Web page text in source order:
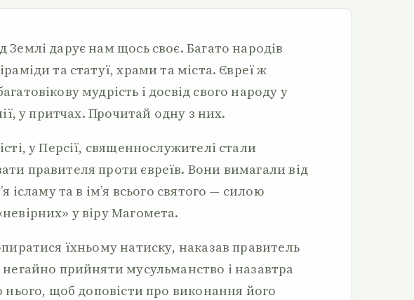
дарує нам щось своє. Багато народів
та статуї, храми та міста. Євреї ж
мудрість і досвід свого народу у
у притчах. Прочитай одну з них.
у Персії, священнослужителі стали
правителя проти євреїв. Вони вимагали від
ісламу та в ім’я всього святого — силою
у віру Магомета.
їхньому натиску, наказав правитель
негайно прийняти мусульманство і назавтра
нього, щоб доповісти про виконання його